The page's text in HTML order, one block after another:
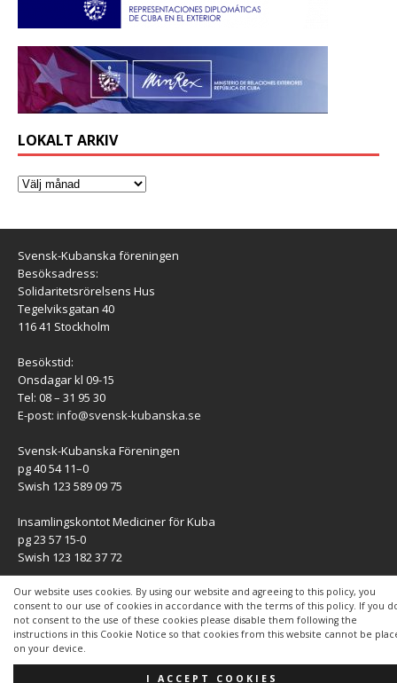
Our website uses cookies. By using our website and agreeing to this policy, you
consent to our use of cookies in accordance with the terms of this policy. If you
not consent to the use of these cookies please disable them following the
instructions in this Cookie Notice so that cookies from this website cannot be
on your device.
I ACCEPT COOKIES
LOKALT ARKIV
Svensk-Kubanska föreningen
Besöksadress:
Solidaritetsrörelsens Hus
Tegelviksgatan 40
116 41 Stockholm
Besökstid:
Onsdagar kl 09-15
Tel: 08 – 31 95 30
E-post: info@svensk-kubanska.se
Svensk-Kubanska Föreningen
pg 40 54 11–0
Swish 123 589 09 75
Insamlingskontot Mediciner för Kuba
pg 23 57 15-0
Swish 123 182 37 72
KONTAKT
Kontaktuppgifter